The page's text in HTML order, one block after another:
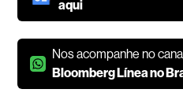
aqui
Nos acompanhe no
Bloomberg Línea no